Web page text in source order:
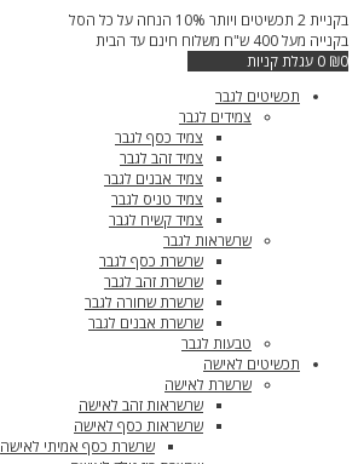
דילוג
לתוכן
בקניית 2 תכשיטים ויותר 10% הנחה על כל הסל
בקנייה מעל 400 ש"ח משלוח חינם עד הבית
₪0
0 עגלת קניות
תכשיטים לגבר
צמידים לגבר
צמיד כסף לגבר
צמיד זהב לגבר
צמיד אבנים לגבר
צמיד טניס לגבר
צמיד קשיח לגבר
שרשראות לגבר
שרשרת כסף לגבר
שרשרת זהב לגבר
שרשרת שחורה לגבר
שרשרת אבנים לגבר
טבעות לגבר
תכשיטים לאישה
שרשרת לאישה
שרשראות זהב לאישה
שרשראות כסף לאישה
שרשרת כסף אמיתי לאישה